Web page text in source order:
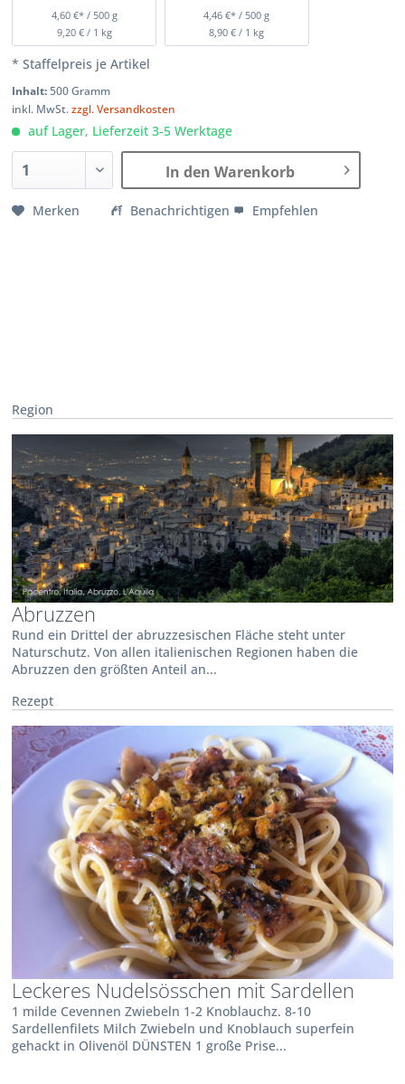
4,60 €* / 500 g
9,20 € / 1 kg
4,46 €* / 500 g
8,90 € / 1 kg
* Staffelpreis je Artikel
Inhalt:500 Gramm
inkl. MwSt.zzgl. Versandkosten
auf Lager, Lieferzeit 3-5 Werktage
In den Warenkorb
Merken Benachrichtigen Empfehlen
Region
Abruzzen
Rund ein Drittel der abruzzesischen Fläche steht unter
Naturschutz. Von allen italienischen Regionen haben die
Abruzzen den größten Anteil an...
Rezept
Leckeres Nudelsösschen mit Sardellen
1 milde Cevennen Zwiebeln 1-2 Knoblauchz. 8-10
Sardellenfilets Milch Zwiebeln und Knoblauch superfein
gehackt in Olivenöl DÜNSTEN 1 große Prise...